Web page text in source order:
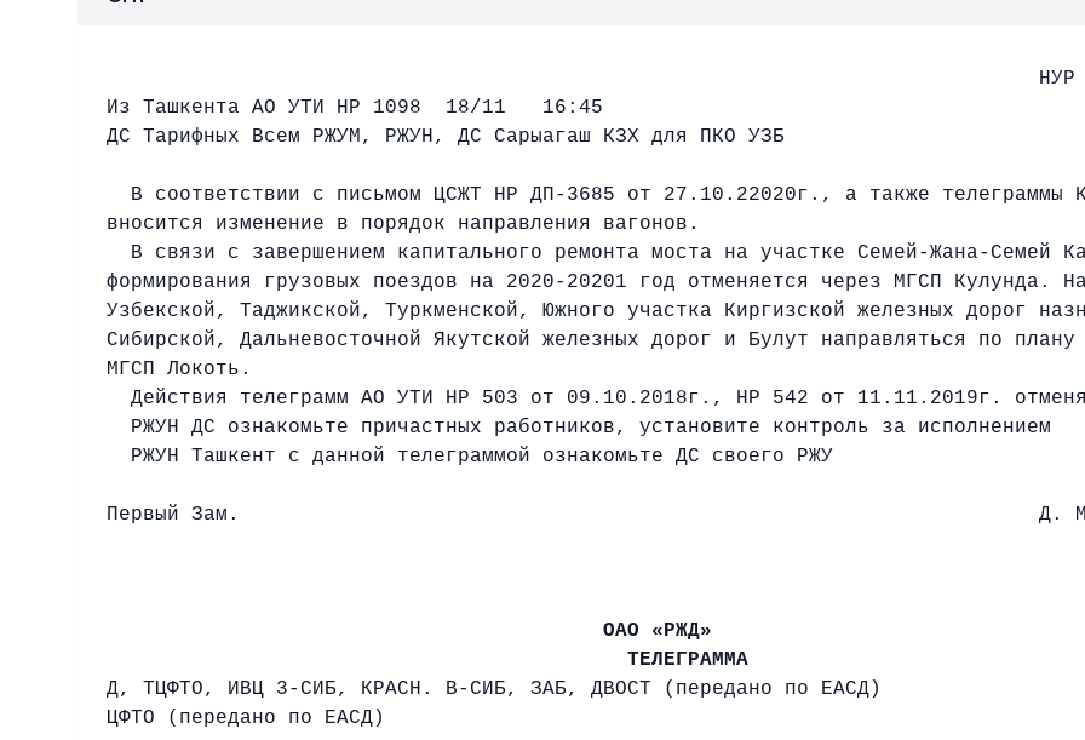
НУР 18/11 -
Из Ташкента АО УТИ НР 1098 18/11 16:45
ДС Тарифных Всем РЖУМ, РЖУН, ДС Сарыагаш КЗХ для ПКО УЗБ
В соответствии с письмом ЦСЖТ НР ДП-3685 от 27.10.22020г., а также телеграммы
вносится изменение в порядок направления вагонов.
В связи с завершением капитального ремонта моста на участке Семей-Жана-Семей
формирования грузовых поездов на 2020-20201 год отменяется через МГСП Кулунда.
Узбекской, Таджикской, Туркменской, Южного участка Киргизской железных дорог
Сибирской, Дальневосточной Якутской железных дорог и Булут направляться по
МГСП Локоть.
Действия телеграмм АО УТИ НР 503 от 09.10.2018г., НР 542 от 11.11.2019г.
РЖУН ДС ознакомьте причастных работников, установите контроль за исполнением
РЖУН Ташкент с данной телеграммой ознакомьте ДС своего РЖУ
Первый Зам. Д.
ОАО «РЖД»
ТЕЛЕГРАММА
Д, ТЦФТО, ИВЦ 3-СИБ, КРАСН. В-СИБ, ЗАБ, ДВОСТ (передано по ЕАСД)
ЦФТО (передано по ЕАСД)